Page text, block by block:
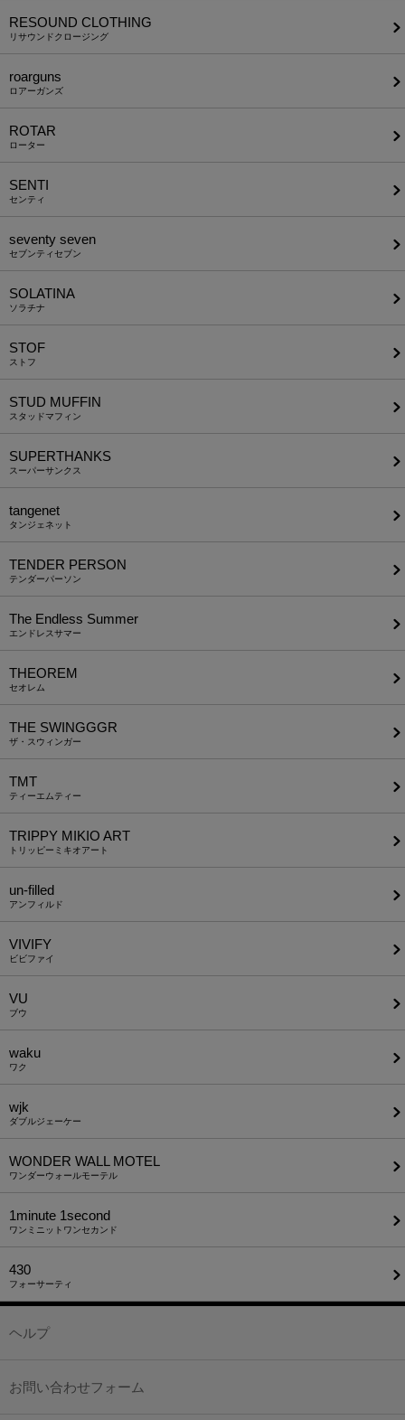
RESOUND CLOTHING
リサウンドクロージング
roarguns
ロアーガンズ
ROTAR
ローター
SENTI
センティ
seventy seven
セブンティセブン
SOLATINA
ソラチナ
STOF
ストフ
STUD MUFFIN
スタッドマフィン
SUPERTHANKS
スーパーサンクス
tangenet
タンジェネット
TENDER PERSON
テンダーパーソン
The Endless Summer
エンドレスサマー
THEOREM
セオレム
THE SWINGGGR
ザ・スウィンガー
TMT
ティーエムティー
TRIPPY MIKIO ART
トリッピーミキオアート
un-filled
アンフィルド
VIVIFY
ビビファイ
VU
ブウ
waku
ワク
wjk
ダブルジェーケー
WONDER WALL MOTEL
ワンダーウォールモーテル
1minute​ 1second
ワンミニットワンセカンド
430
フォーサーティ
ヘルプ
お問い合わせフォーム